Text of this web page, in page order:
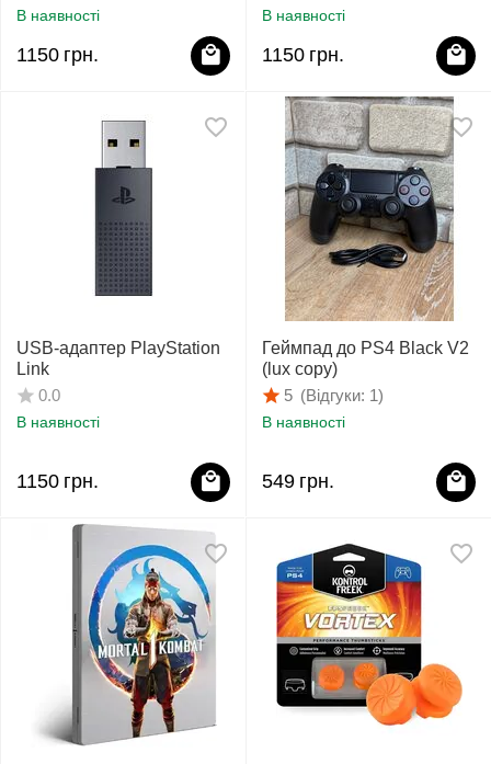
В наявності
1150 грн.
В наявності
1150 грн.
USB-адаптер PlayStation
Link
0.0
В наявності
1150 грн.
Геймпад до PS4 Black V2
(lux copy)
(Відгуки: 1)
5
В наявності
549 грн.